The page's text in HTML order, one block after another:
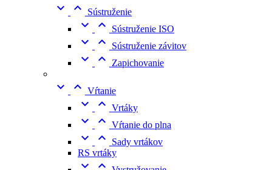
  Sústruženie
  Sústruženie ISO
  Sústruženie závitov
  Zapichovanie
  Vŕtanie
  Vrtáky
  Vŕtanie do plna
 
Sady vrtákov
RS vrtáky
 